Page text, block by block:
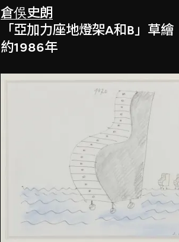
倉俁史朗
「亞加力座地燈架A和B」草繪
約1986年